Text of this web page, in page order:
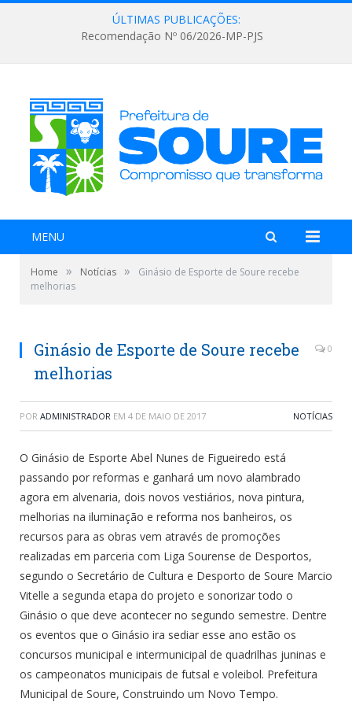
ÚLTIMAS PUBLICAÇÕES:
Recomendação Nº 06/2026-MP-PJS
MENU
Home » Notícias »
Ginásio de Esporte de Soure recebe
melhorias
Ginásio de Esporte de Soure recebe
melhorias
0
POR ADMINISTRADOR EM 4 DE MAIO DE 2017 NOTÍCIAS
O Ginásio de Esporte Abel Nunes de Figueiredo está
passando por reformas e ganhará um novo alambrado
agora em alvenaria, dois novos vestiários, nova pintura,
melhorias na iluminação e reforma nos banheiros, os
recursos para as obras vem através de promoções
realizadas em parceria com Liga Sourense de Desportos,
segundo o Secretário de Cultura e Desporto de Soure Marcio
Vitelle a segunda etapa do projeto e sonorizar todo o
Ginásio o que deve acontecer no segundo semestre. Dentre
os eventos que o Ginásio ira sediar esse ano estão os
concursos municipal e intermunicipal de quadrilhas juninas e
os campeonatos municipais de futsal e voleibol. Prefeitura
Municipal de Soure, Construindo um Novo Tempo.